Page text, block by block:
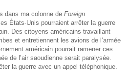
dans ma colonne de Foreign
États-Unis pourraient arrêter la guerre
Des citoyens américains travaillant
et entretiennent les avions de l’armée
américain pourrait ramener ces
de l’air saoudienne serait paralysée.
la guerre avec un appel téléphonique.